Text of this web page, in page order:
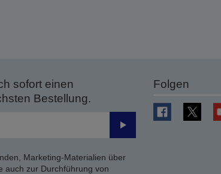
sofort einen
Bestellung.
Senden
Marketing-Materialien über
auch zur Durchführung von
Folgen